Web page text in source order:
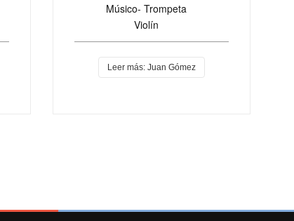
Músico-Trompeta
Violín
Leer más: Juan Gómez